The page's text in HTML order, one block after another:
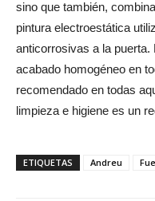
sino que también,
pintura electroestática
anticorrosivas a la
acabado homogéneo en
recomendado en todas
limpieza e higiene es un
ETIQUETAS Andreu